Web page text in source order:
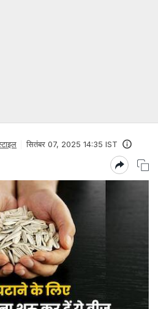
सितंबर 07, 2025 14:35 IST